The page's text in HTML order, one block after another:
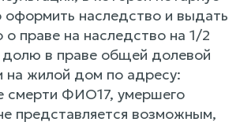
наследство и выдать
о праве на наследство на 1/2
в праве общей долевой
на жилой дом по адресу:
смерти ФИО17, умершего
представляется возможным,